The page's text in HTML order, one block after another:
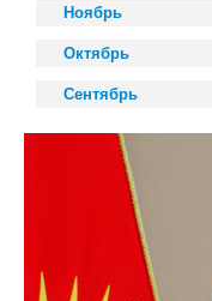
Ноябрь
Октябрь
Сентябрь